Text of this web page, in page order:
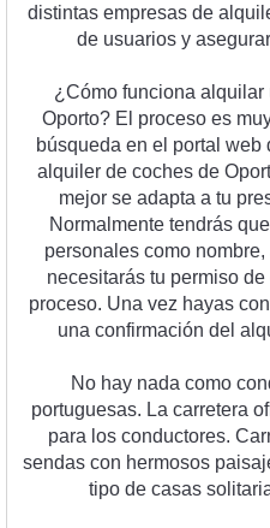
distintas empresas de al qu
de usuarios y asegur
¿ Cómo funciona al quilar
Oporto? El proceso es m
búsqueda en el portal web
al quiler de coches de Oport
mejor se adapta a tu
Normal mente tendrás que
personales como nombre,
necesitarás tu permiso de
proceso. Una vez hayas
una confirmación del al
No hay nada como
portuguesas. La carretera of
para los conductores. Car
sendas con hermosos paisaj
tipo de casas sol itari